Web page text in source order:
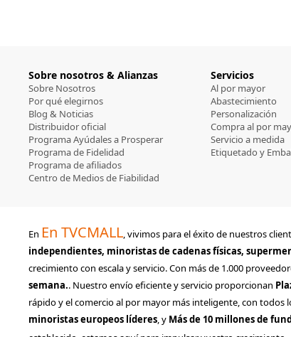
Sobre nosotros & Alianzas
Sobre Nosotros
Por qué elegirnos
Blog & Noticias
Distribuidor oficial
Programa Ayúdales a Prosperar
Programa de Fidelidad
Programa de afiliados
Centro de Medios de Fiabilidad
Servicios
Al por mayor
Abastecimiento
Personalización
Compra al por
Servicio a medida
Etiquetado y
En En TVCMALL, vivimos para el éxito de nuestros
independientes, minoristas de cadenas físicas,
crecimiento con escala y servicio. Con más de 1.000
semana.. Nuestro envío eficiente y servicio proporcionan
rápido y el comercio al por mayor más inteligente, con todos
minoristas europeos líderes, y Más de 10 millones de